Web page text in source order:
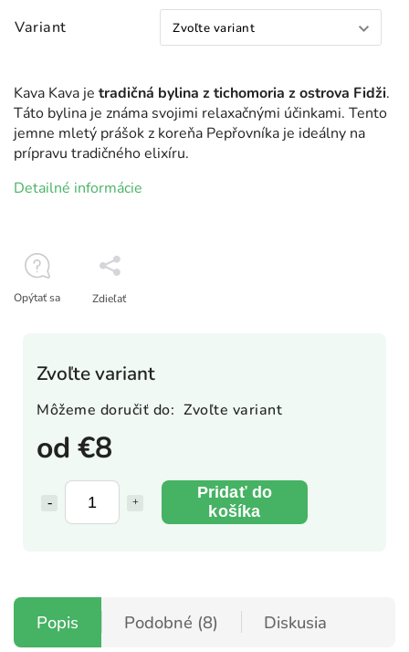
Variant
od€8
Pridať do
košíka
Zvoľte variant
Môžeme doručiť do: Zvoľte variant
Kava Kava je tradičná bylina z tichomoria z ostrova Fidži.
Táto bylina je známa svojimi relaxačnými účinkami. Tento
jemne mletý prášok z koreňa Pepřovníka je ideálny na
prípravu tradičného elixíru.
Detailné informácie
Opýtať sa Zdieľať
Popis Podobné (8) Diskusia